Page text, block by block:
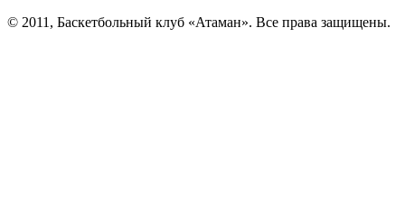
© 2011, Баскетбольный клуб «Атаман». Все права защищены.